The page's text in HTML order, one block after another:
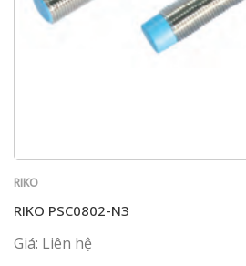
RIKO
RIKO PSC0802-N3
Giá: Liên hệ